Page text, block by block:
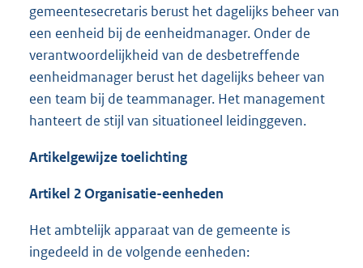
gemeentesecretaris berust het dagelijks beheer van
een eenheid bij de eenheidmanager. Onder de
verantwoordelijkheid van de desbetreffende
eenheidmanager berust het dagelijks beheer van
een team bij de teammanager. Het management
hanteert de stijl van situationeel leidinggeven.
Artikelgewijze toelichting
Artikel 2 Organisatie-eenheden
Het ambtelijk apparaat van de gemeente is
ingedeeld in de volgende eenheden: